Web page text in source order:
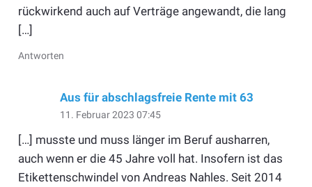
rückwirkend auch auf Verträge angewandt, die lang
[…]
Antworten
Aus für abschlagsfreie Rente mit 63
11. Februar 2023 07:45
[…] musste und muss länger im Beruf ausharren,
auch wenn er die 45 Jahre voll hat. Insofern ist das
Etikettenschwindel von Andreas Nahles. Seit 2014